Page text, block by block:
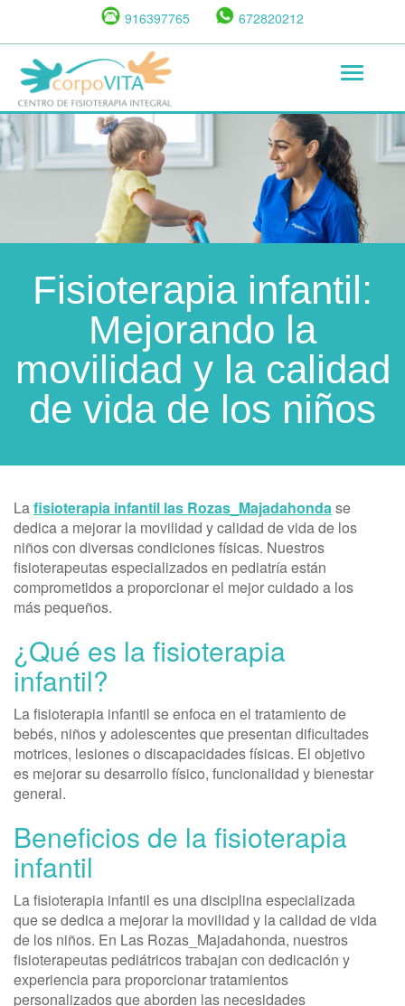
contenido
principal
916397765 672820212
Toggle
Fisioterapia infantil:
Mejorando la
movilidad y la calidad
de vida de los niños
Lafisioterapia infantil las Rozas_Majadahondase
dedica a mejorar la movilidad y calidad de vida de los
niños con diversas condiciones físicas. Nuestros
fisioterapeutas especializados en pediatría están
comprometidos a proporcionar el mejor cuidado a los
más pequeños.
¿Qué es la fisioterapia
infantil?
La fisioterapia infantil se enfoca en el tratamiento de
bebés, niños y adolescentes que presentan dificultades
motrices, lesiones o discapacidades físicas. El objetivo
es mejorar su desarrollo físico, funcionalidad y bienestar
general.
Beneficios de la fisioterapia
infantil
La fisioterapia infantil es una disciplina especializada
que se dedica a mejorar la movilidad y la calidad de vida
de los niños. En Las Rozas_Majadahonda, nuestros
fisioterapeutas pediátricos trabajan con dedicación y
experiencia para proporcionar tratamientos
personalizados que aborden las necesidades